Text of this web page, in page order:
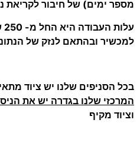
מספר ימים) של חיבור לקריאת
למכשיר ובהתאם לנזק של
בכל הסניפים שלנו יש ציוד
המרכזי שלנו בגדרה יש את
וציוד מקיף